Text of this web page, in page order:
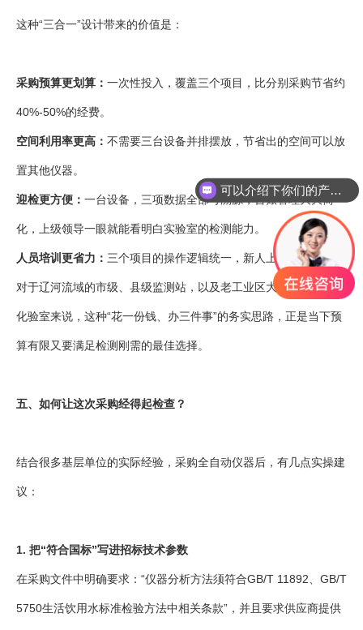
这种“三合一”设计带来的价值是：
采购预算更划算： 一次性投入，覆盖三个项目，比分别采购节省约
40%-50%的经费。
空间利用率更高： 不需要三台设备并排摆放，节省出的空间可以放
置其他仪器。
迎检更方便： 一台设备，三项数据全部可溯源，台账管理大大简
化，上级领导一眼就能看明白实验室的检测能力。
人员培训更省力： 三个项目的操作逻辑统一，新人上手更快。
对于辽河流域的市级、县级监测站，以及老工业区大型企业的环保
化验室来说，这种“花一份钱、办三件事”的务实思路，正是当下预
算有限又要满足检测刚需的最佳选择。
五、如何让这次采购经得起检查？
结合很多基层单位的实际经验，采购全自动仪器后，有几点实操建
议：
1. 把“符合国标”写进招标技术参数
在采购文件中明确要求：“仪器分析方法须符合GB/T 11892、GB/T
5750生活饮用水标准检验方法中相关条款”，并且要求供应商提供
你们是怎么收费的呢